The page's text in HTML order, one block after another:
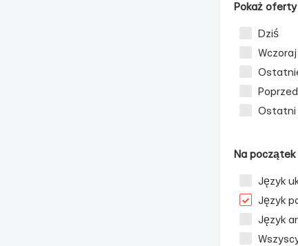
Pokaż
Dziś
Wczoraj
Ostatni
Na początek
Język
Język
Język